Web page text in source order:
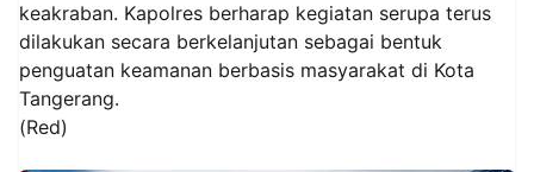
keakraban. Kapolres berharap kegiatan serupa terus
dilakukan secara berkelanjutan sebagai bentuk
penguatan keamanan berbasis masyarakat di Kota
Tangerang.
(Red)